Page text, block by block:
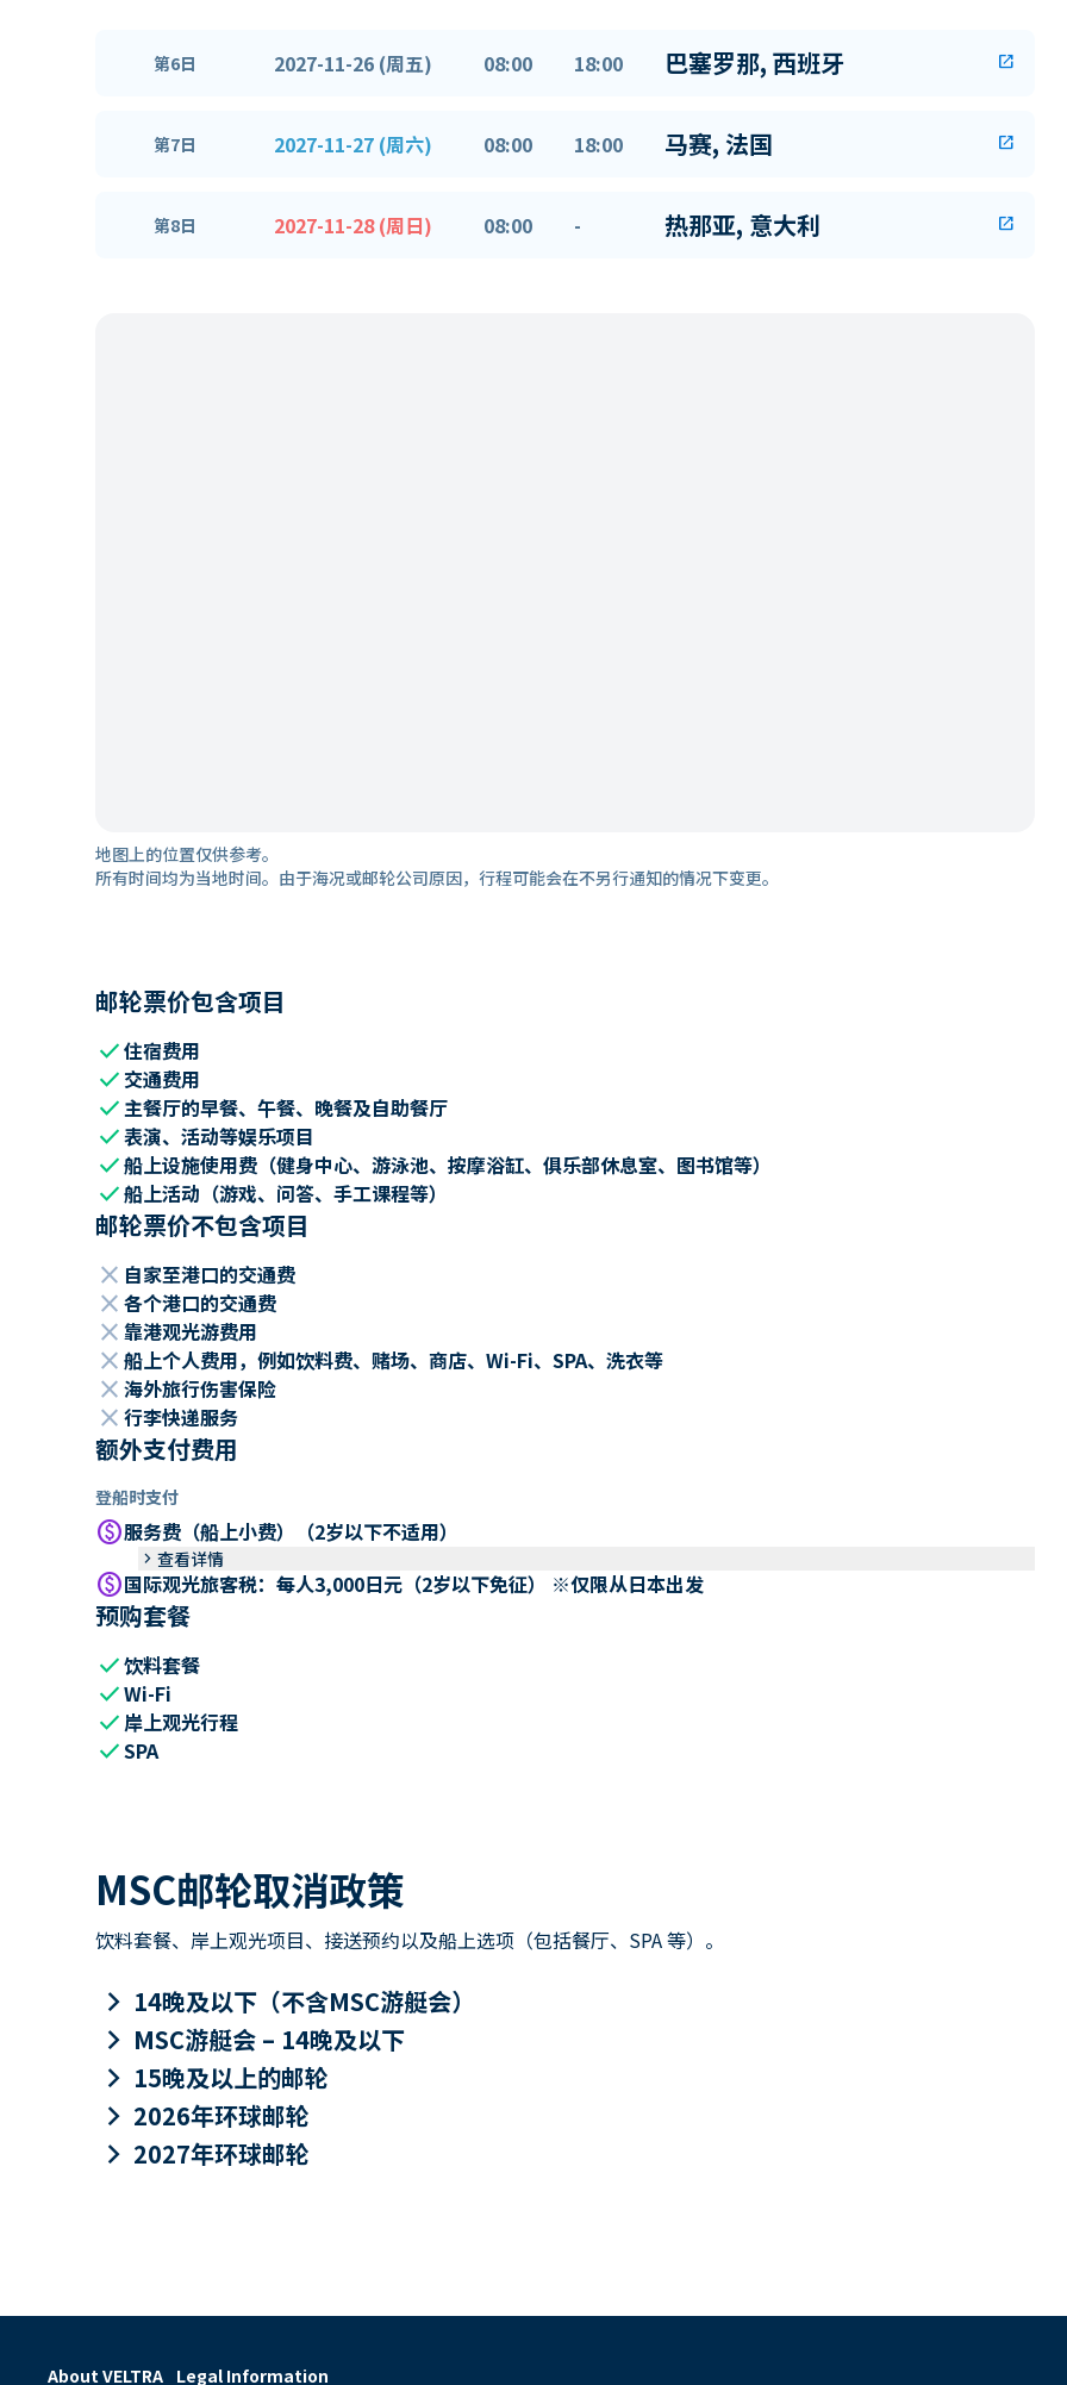
第6日 2027-11-26 (周五) 08:00 18:00 巴塞罗那, 西班牙 open_in_new
第7日 2027-11-27 (周六) 08:00 18:00 马赛, 法国 open_in_new
第8日 2027-11-28 (周日) 08:00 - 热那亚, 意大利 open_in_new
地图上的位置仅供参考。
所有时间均为当地时间。由于海况或邮轮公司原因，行程可能会在不另行通知的情况下变更。
邮轮票价包含项目
check住宿费用
check 交通费用
check主餐厅的早餐、午餐、晚餐及自助餐厅
check表演、活动等娱乐项目
check船上设施使用费（健身中心、游泳池、按摩浴缸、俱乐部休息室、图书馆等）
check船上活动（游戏、问答、手工课程等）
邮轮票价不包含项目
close 自家至港口的交通费
close 各个港口的交通费
close 靠港观光游费用
close 船上个人费用，例如饮料费、赌场、商店、Wi-Fi、SPA、洗衣等
close 海外旅行伤害保险
close 行李快递服务
额外支付费用
登船时支付
paid服务费（船上小费）（2岁以下不适用）
keyboard_arrow_right 查看详情
paid国际观光旅客税：每人3,000日元（2岁以下免征） ※仅限从日本出发
预购套餐
check饮料套餐
checkWi-Fi
check 岸上观光行程
checkSPA
MSC邮轮取消政策
饮料套餐、岸上观光项目、接送预约以及船上选项（包括餐厅、SPA 等）。
keyboard_arrow_right 14晚及以下（不含MSC游艇会）
keyboard_arrow_right MSC游艇会 – 14晚及以下
keyboard_arrow_right 15晚及以上的邮轮
keyboard_arrow_right 2026年环球邮轮
keyboard_arrow_right 2027年环球邮轮
About VELTRA Legal Information